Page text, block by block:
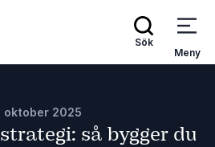
Sök
Meny
oktober 2025
så bygger du